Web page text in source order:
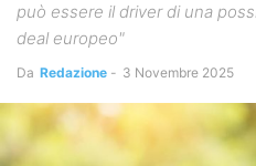
può essere il driver di una
deal europeo"
Da Redazione - 3 Novembre 2025